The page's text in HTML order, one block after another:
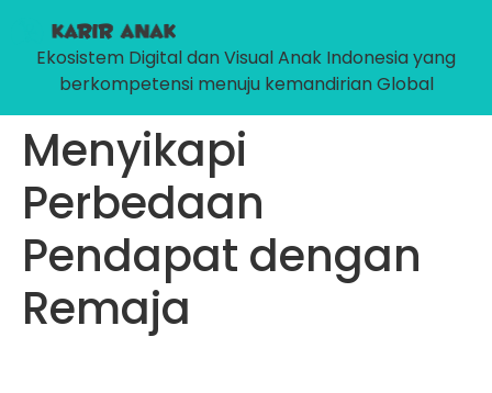
Ekosistem Digital dan Visual Anak Indonesia yang
berkompetensi menuju kemandirian Global
Menyikapi
Perbedaan
Pendapat dengan
Remaja